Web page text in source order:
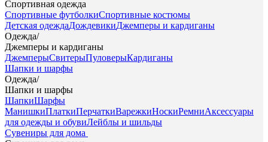
Спортивная одежда
Спортивные футболкиСпортивные костюмы
Детская одеждаДождевикиДжемперы и кардиганы
Одежда/
Джемперы и кардиганы
ДжемперыСвитерыПуловерыКардиганы
Шапки и шарфы
Одежда/
Шапки и шарфы
ШапкиШарфы
МанишкиПлаткиПерчаткиВарежкиНоскиРемниАксессуары
для одежды и обувиЛейблы и шильды
Сувениры для дома